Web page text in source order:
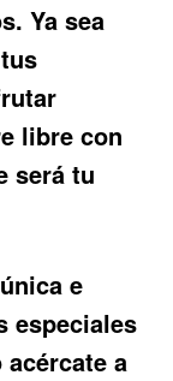
Ya sea
libre con
será tu
e
especiales
a